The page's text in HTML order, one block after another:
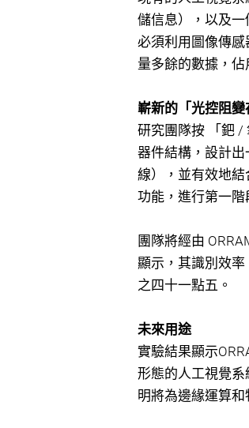
儲信息），以及
必須利用圖像傳
量多餘的數據，佔
嶄新的「光控阻變
研究團隊按 「鈀 /
器件結構，設計
線），並有效地
功能，進行第一
團隊將經由
顯示，其識別效
之四十一點五。
未來用途
實驗結果顯示
形態的人工視覺
明將為邊緣運算和